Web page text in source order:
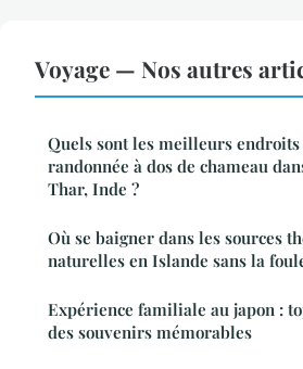
Voyage — Nos autres
Quels sont les meilleurs
randonnée à dos de chameau
Thar, Inde ?
Où se baigner dans les sources
naturelles en Islande sans la
Expérience familiale au japon :
des souvenirs mémorables